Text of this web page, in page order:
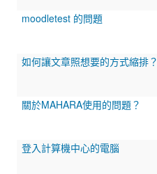
moodletest 的問題
如何讓文章照想要的方式縮排？
關於MAHARA使用的問題？
登入計算機中心的電腦